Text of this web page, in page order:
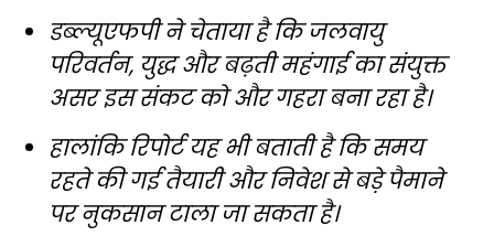
डब्ल्यूएफपी ने चेताया है कि जलवायु
परिवर्तन, युद्ध और बढ़ती महंगाई का संयुक्त
असर इस संकट को और गहरा बना रहा है।
हालांकि रिपोर्ट यह भी बताती है कि समय
रहते की गई तैयारी और निवेश से बड़े पैमाने
पर नुकसान टाला जा सकता है।